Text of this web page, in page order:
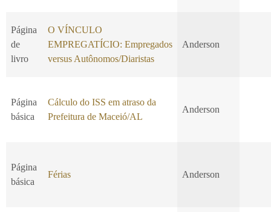
Página
de
livro
O VÍNCULO
EMPREGATÍCIO: Empregados
versus Autônomos/Diaristas
Anderson
Página
básica
Cálculo do ISS em atraso da
Prefeitura de Maceió/AL
Anderson
Página
básica
Férias Anderson